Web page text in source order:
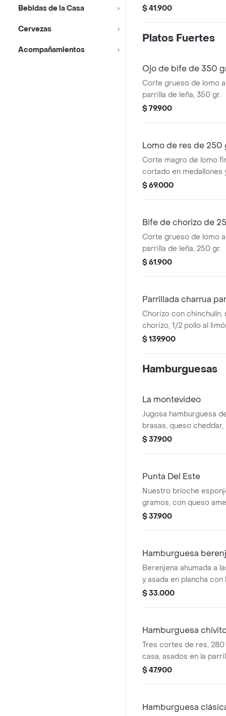
Bebidas de la Casa
Cervezas
Acompañamientos
$ 41.900
Platos Fuertes
Ojo de bife de 350
Corte grueso de lomo
parrilla de leña, 350 gr.
$ 79.900
Lomo de res de 250
Corte magro de lomo
cortado en medallones
parrilla.
$ 69.000
Bife de chorizo de
Corte grueso de lomo
parrilla de leña, 250 gr.
$ 61.900
Parrillada charrua
Chorizo con
chorizo, 1/2 pollo al
acompañamientos a
$ 139.900
Hamburguesas
La montevideo
Jugosa hamburguesa
brasas, queso
chorizo uruguayo,
nuestro pan coronado
$ 37.900
Punta Del Este
Nuestro bríoche
gramos, con queso
dos tiras de bacon
reservado, cebolla roja
nuestra salsa de queso
creando el famoso
$ 37.900
Hamburguesa
Berenjena ahumada a
y asada en plancha
cebolla grillada y queso
$ 33.000
Hamburguesa
Tres cortes de res,
casa, asados en la
uruguayo, un huevo a
$ 47.900
Hamburguesa